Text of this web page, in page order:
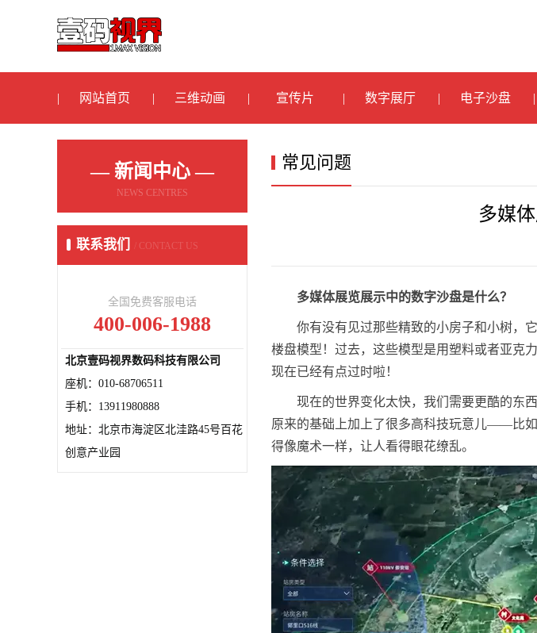
网站首页 三维动画 宣传片 数字展厅 电子沙盘
— 新闻中心 —
NEWS CENTRES
联系我们 / CONTACT US
全国免费客服电话
400-006-1988
北京壹码视界数码科技有限公司
座机：010-68706511
手机：13911980888
地址：北京市海淀区北洼路45号百花
创意产业园
常见问题
多媒
多媒体展览展示中的数字沙盘是什么？
你有没有见过那些精致的小房子和小树，
楼盘模型！过去，这些模型是用塑料或者亚克
现在已经有点过时啦！
现在的世界变化太快，我们需要更酷的东
原来的基础上加上了很多高科技玩意儿——比
得像魔术一样，让人看得眼花缭乱。